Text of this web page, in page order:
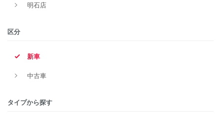
明石店
区分
新車
中古車
タイプから探す
タイプ